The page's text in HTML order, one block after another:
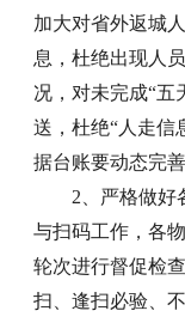
加大对省外返城
息，杜绝出现人
况，对未完成“五
送，杜绝“人走信
据台账要动态完
2、严格做好
与扫码工作，各
轮次进行督促检
扫、逢扫必验、